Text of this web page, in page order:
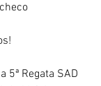
5ª Regata SAD